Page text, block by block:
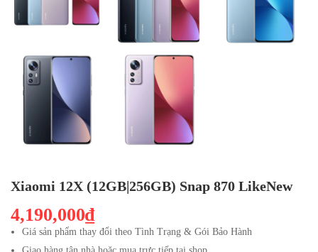
Xiaomi 12X (12GB|256GB) Snap 870 LikeNew
4,190,000₫
Giá sản phẩm thay đổi theo Tình Trạng & Gói Bảo Hành